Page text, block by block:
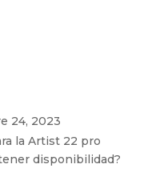
24, 2023
la Artist 22 pro
disponibilidad?